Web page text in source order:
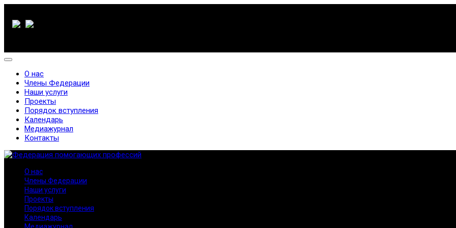
О нас
Члены Федерации
Наши услуги
Проекты
Порядок вступления
Календарь
Медиажурнал
Контакты
О нас
Члены Федерации
Наши услуги
Проекты
Порядок вступления
Календарь